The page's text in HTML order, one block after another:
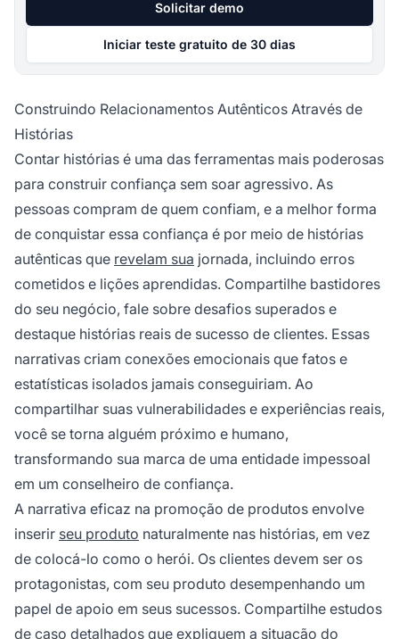
Solicitar demo
Iniciar teste gratuito de 30 dias
Construindo Relacionamentos Autênticos Através de
Histórias
Contar histórias é uma das ferramentas mais poderosas
para construir confiança sem soar agressivo. As
pessoas compram de quem confiam, e a melhor forma
de conquistar essa confiança é por meio de histórias
autênticas que revelam sua jornada, incluindo erros
cometidos e lições aprendidas. Compartilhe bastidores
do seu negócio, fale sobre desafios superados e
destaque histórias reais de sucesso de clientes. Essas
narrativas criam conexões emocionais que fatos e
estatísticas isolados jamais conseguiriam. Ao
compartilhar suas vulnerabilidades e experiências reais,
você se torna alguém próximo e humano,
transformando sua marca de uma entidade impessoal
em um conselheiro de confiança.
A narrativa eficaz na promoção de produtos envolve
inserir seu produto naturalmente nas histórias, em vez
de colocá-lo como o herói. Os clientes devem ser os
protagonistas, com seu produto desempenhando um
papel de apoio em seus sucessos. Compartilhe estudos
de caso detalhados que expliquem a situação do